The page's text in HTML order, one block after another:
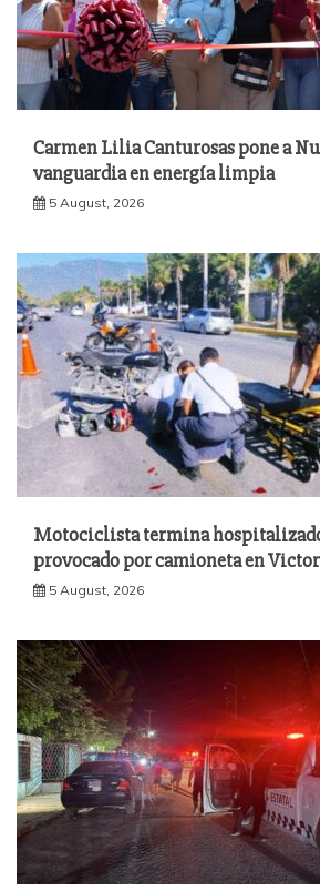
Carmen Lilia Canturosas pone a
vanguardia en energía limpia
5 August, 2026
Motociclista termina
provocado por camioneta en
5 August, 2026